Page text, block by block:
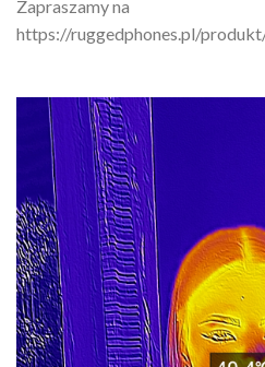
Zapraszamy na
https://ruggedphones.pl/